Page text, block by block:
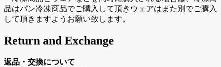
品はパン冷凍商品でご購入して頂きウェアはまた別でご購入
して頂きますようお願い致します。
Return and Exchange
返品・交換について